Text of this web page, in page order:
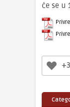
će se u
+3